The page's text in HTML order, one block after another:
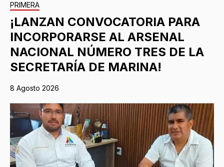
PRIMERA
¡LANZAN CONVOCATORIA PARA
INCORPORARSE AL ARSENAL
NACIONAL NÚMERO TRES DE LA
SECRETARÍA DE MARINA!
8 Agosto 2026